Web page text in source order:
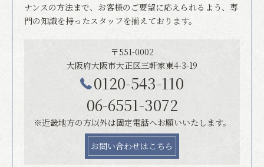
ナンスの方法まで、お客様のご要望に応えられるよう、専
門の知識を持ったスタッフを揃えております。
〒551-0002
大阪府大阪市大正区三軒家東4-3-19
0120-543-110
06-6551-3072
※近畿地方の方以外は固定電話へお願いいたします。
お問い合わせはこちら